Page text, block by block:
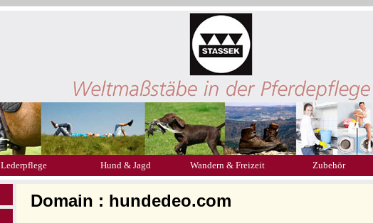
Lederpflege Hund & Jagd Wandern & Freizeit Zubehör
Domain : hundedeo.com